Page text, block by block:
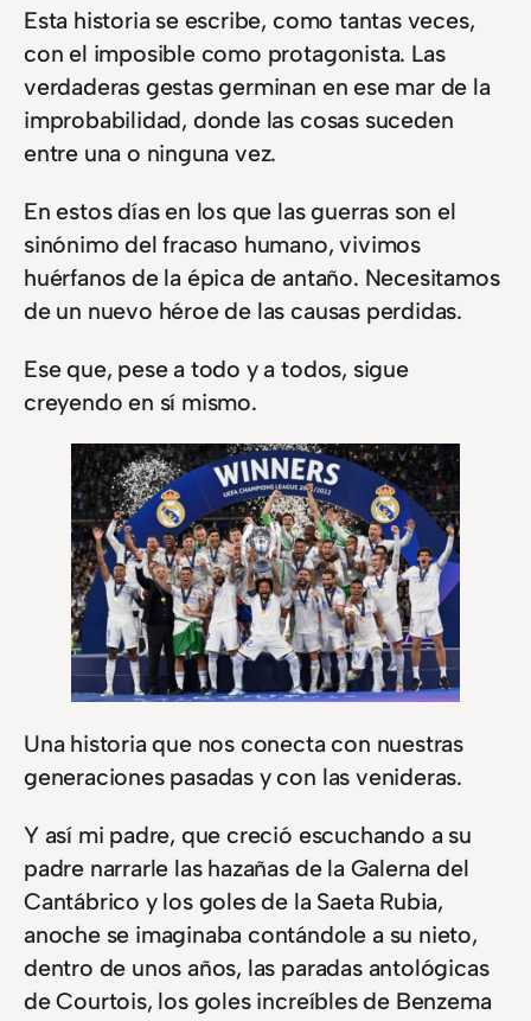
Esta historia se escribe, como tantas veces,
con el imposible como protagonista. Las
verdaderas gestas germinan en ese mar de la
improbabilidad, donde las cosas suceden
entre una o ninguna vez.
En estos días en los que las guerras son el
sinónimo del fracaso humano, vivimos
huérfanos de la épica de antaño. Necesitamos
de un nuevo héroe de las causas perdidas.
Ese que, pese a todo y a todos, sigue
creyendo en sí mismo.
Una historia que nos conecta con nuestras
generaciones pasadas y con las venideras.
Y así mi padre, que creció escuchando a su
padre narrarle las hazañas de la Galerna del
Cantábrico y los goles de la Saeta Rubia,
anoche se imaginaba contándole a su nieto,
dentro de unos años, las paradas antológicas
de Courtois, los goles increíbles de Benzema